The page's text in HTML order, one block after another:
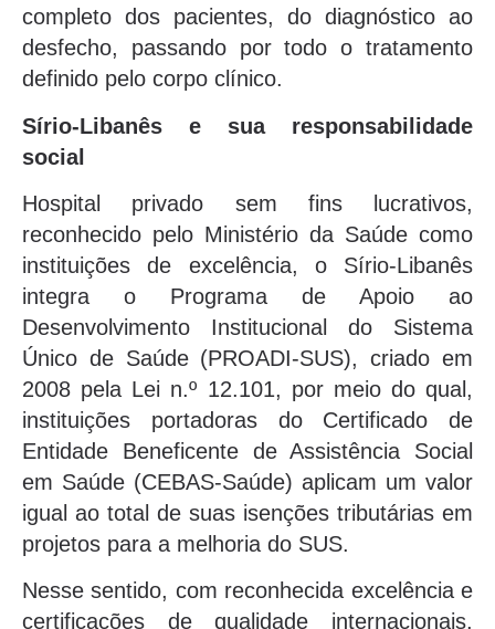
completo dos pacientes, do diagnóstico ao
desfecho, passando por todo o tratamento
definido pelo corpo clínico.
Sírio-Libanês e sua responsabilidade
social
Hospital privado sem fins lucrativos,
reconhecido pelo Ministério da Saúde como
instituições de excelência, o Sírio-Libanês
integra o Programa de Apoio ao
Desenvolvimento Institucional do Sistema
Único de Saúde (PROADI-SUS), criado em
2008 pela Lei n.º 12.101, por meio do qual,
instituições portadoras do Certificado de
Entidade Beneficente de Assistência Social
em Saúde (CEBAS-Saúde) aplicam um valor
igual ao total de suas isenções tributárias em
projetos para a melhoria do SUS.
Nesse sentido, com reconhecida excelência e
certificações de qualidade internacionais,